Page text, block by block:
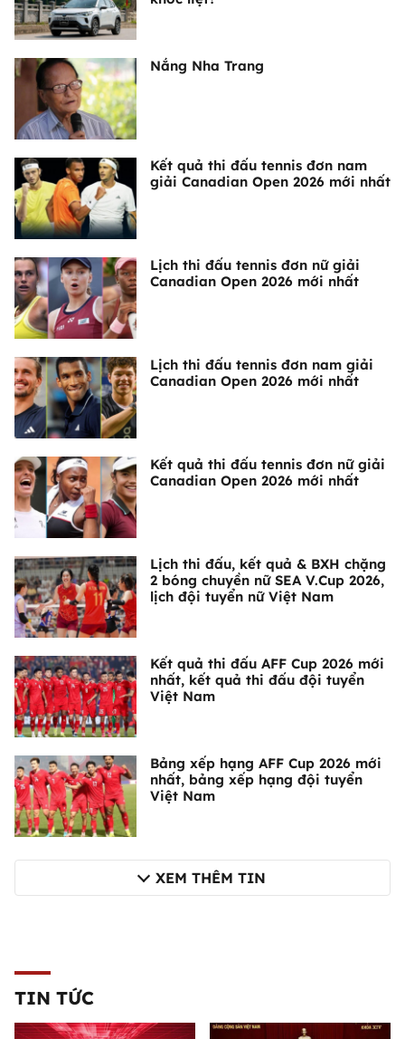
Nắng Nha Trang
Kết quả thi đấu tennis đơn nam
giải Canadian Open 2026 mới nhất
Lịch thi đấu tennis đơn nữ giải
Canadian Open 2026 mới nhất
Lịch thi đấu tennis đơn nam giải
Canadian Open 2026 mới nhất
Kết quả thi đấu tennis đơn nữ giải
Canadian Open 2026 mới nhất
Lịch thi đấu, kết quả & BXH chặng
2 bóng chuyền nữ SEA V.Cup 2026,
lịch đội tuyển nữ Việt Nam
Kết quả thi đấu AFF Cup 2026 mới
nhất, kết quả thi đấu đội tuyển
Việt Nam
Bảng xếp hạng AFF Cup 2026 mới
nhất, bảng xếp hạng đội tuyển
Việt Nam
XEM THÊM TIN
TIN TỨC